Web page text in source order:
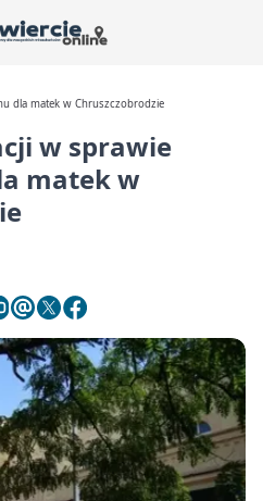
dla matek w Chruszczobrodzie
w sprawie
matek w